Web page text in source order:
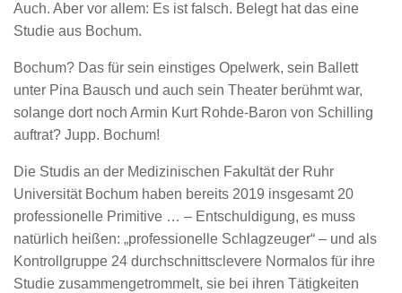
Auch. Aber vor allem: Es ist falsch. Belegt hat das eine
Studie aus Bochum.
Bochum? Das für sein einstiges Opelwerk, sein Ballett
unter Pina Bausch und auch sein Theater berühmt war,
solange dort noch Armin Kurt Rohde-Baron von Schilling
auftrat? Jupp. Bochum!
Die Studis an der Medizinischen Fakultät der Ruhr
Universität Bochum haben bereits 2019 insgesamt 20
professionelle Primitive … – Entschuldigung, es muss
natürlich heißen: „professionelle Schlagzeuger“ – und als
Kontrollgruppe 24 durchschnittsclevere Normalos für ihre
Studie zusammengetrommelt, sie bei ihren Tätigkeiten